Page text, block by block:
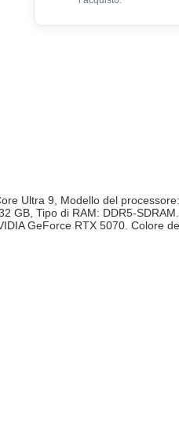
Ultra 9, Modello del
GB, Tipo di RAM: DDR5-
GeForce RTX 5070. Colore